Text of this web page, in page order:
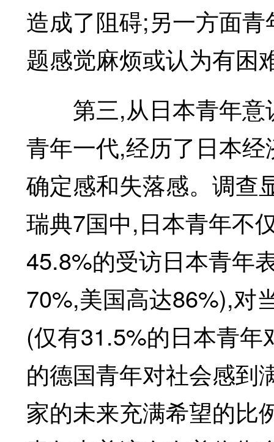
造成了阻碍;另一方面
题感觉麻烦或认为有困
第三,从日本青年意
青年一代,经历了日本经
确定感和失落感。调查
瑞典7国中,日本青年不
45.8%的受访日本青年
70%,美国高达86%),对
(仅有31.5%的日本青
的德国青年对社会感到
家的未来充满希望的比